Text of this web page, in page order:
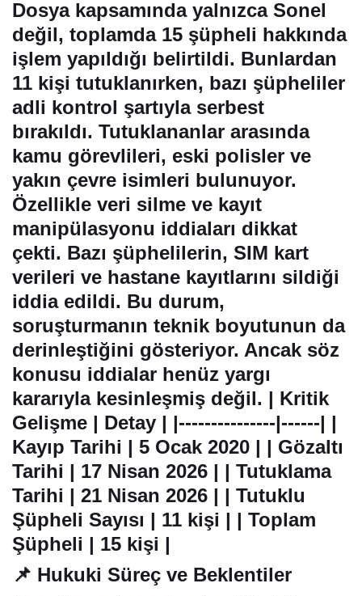
Dosya kapsamında yalnızca Sonel
değil, toplamda 15 şüpheli hakkında
işlem yapıldığı belirtildi. Bunlardan
11 kişi tutuklanırken, bazı şüpheliler
adli kontrol şartıyla serbest
bırakıldı. Tutuklananlar arasında
kamu görevlileri, eski polisler ve
yakın çevre isimleri bulunuyor.
Özellikle veri silme ve kayıt
manipülasyonu iddiaları dikkat
çekti. Bazı şüphelilerin, SIM kart
verileri ve hastane kayıtlarını sildiği
iddia edildi. Bu durum,
soruşturmanın teknik boyutunun da
derinleştiğini gösteriyor. Ancak söz
konusu iddialar henüz yargı
kararıyla kesinleşmiş değil. | Kritik
Gelişme | Detay | |---------------|------| |
Kayıp Tarihi | 5 Ocak 2020 | | Gözaltı
Tarihi | 17 Nisan 2026 | | Tutuklama
Tarihi | 21 Nisan 2026 | | Tutuklu
Şüpheli Sayısı | 11 kişi | | Toplam
Şüpheli | 15 kişi |
📌 Hukuki Süreç ve Beklentiler